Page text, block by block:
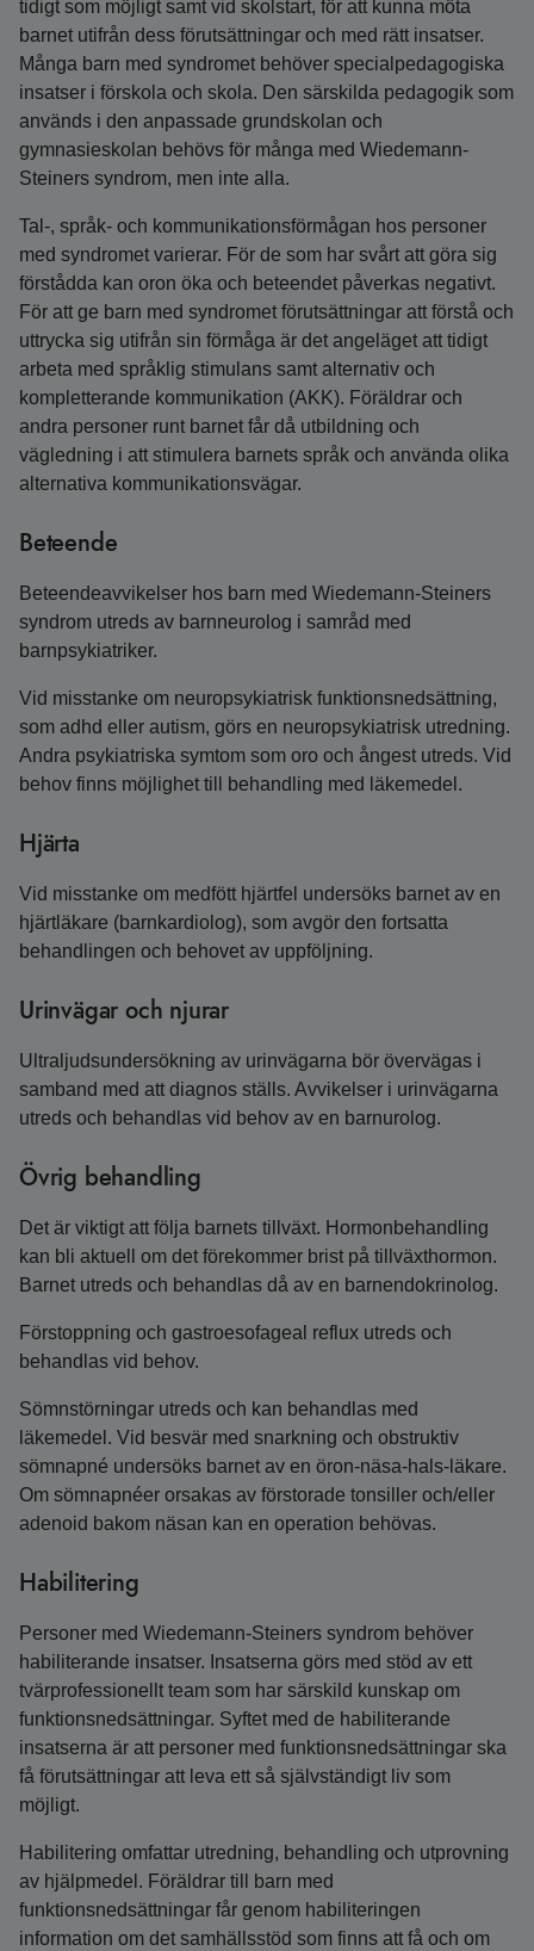
tidigt som möjligt samt vid skolstart, för att kunna möta
barnet utifrån dess förutsättningar och med rätt insatser.
Många barn med syndromet behöver special­pedagogiska
insatser i förskola och skola. Den särskilda pedagogik som
används i den anpassade grundskolan och
gymnasieskolan behövs för många med Wiedemann-
Steiners syndrom, men inte alla.
Tal-, språk- och kommunikationsförmågan hos personer
med syndromet varierar. För de som har svårt att göra sig
förstådda kan oron öka och beteendet påverkas negativt.
För att ge barn med syndromet förutsättningar att förstå och
uttrycka sig utifrån sin förmåga är det angeläget att tidigt
arbeta med språklig stimulans samt alternativ och
kompletterande kommunikation (AKK). Föräldrar och
andra personer runt barnet får då utbildning och
vägledning i att stimulera barnets språk och använda olika
alternativa kommunikationsvägar.
Beteende
Beteendeavvikelser hos barn med Wiedemann-Steiners
syndrom utreds av barnneurolog i samråd med
barnpsykiatriker.
Vid misstanke om neuropsykiatrisk funktionsnedsättning,
som adhd eller autism, görs en neuropsykiatrisk utredning.
Andra psykiatriska symtom som oro och ångest utreds. Vid
behov finns möjlighet till behandling med läkemedel.
Hjärta
Vid misstanke om medfött hjärtfel undersöks barnet av en
hjärtläkare (barnkardiolog), som avgör den fortsatta
behandlingen och behovet av uppföljning.
Urinvägar och njurar
Ultraljudsundersökning av urinvägarna bör övervägas i
samband med att diagnos ställs. Avvikelser i urinvägarna
utreds och behandlas vid behov av en barnurolog.
Övrig behandling
Det är viktigt att följa barnets tillväxt. Hormonbehandling
kan bli aktuell om det förekommer brist på tillväxthormon.
Barnet utreds och behandlas då av en barnendokrinolog.
Förstoppning och gastroesofageal reflux utreds och
behandlas vid behov.
Sömnstörningar utreds och kan behandlas med
läkemedel. Vid besvär med snarkning och obstruktiv
sömnapné undersöks barnet av en öron-näsa-hals-läkare.
Om sömnapnéer orsakas av förstorade tonsiller och/eller
adenoid bakom näsan kan en operation behövas.
Habilitering
Personer med Wiedemann‑Steiners syndrom behöver
habiliterande insatser. Insatserna görs med stöd av ett
tvärprofessionellt team som har särskild kunskap om
funktionsnedsättningar. Syftet med de habiliterande
insatserna är att personer med funktionsnedsättningar ska
få förutsättningar att leva ett så självständigt liv som
möjligt.
Habilitering omfattar utredning, behandling och utprovning
av hjälpmedel. Föräldrar till barn med
funktionsnedsättningar får genom habiliteringen
information om det samhällsstöd som finns att få och om